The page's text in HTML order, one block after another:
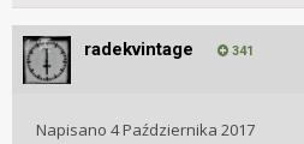
radekvintage 341
Napisano 4 Października 2017